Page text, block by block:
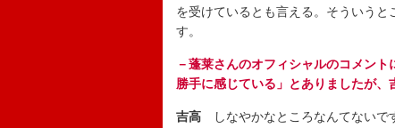
を受けているとも言える。そういう
す。
－蓬莱さんのオフィシャルのコメン
勝手に感じている」とありましたが、
吉高 しなやかなところなんてないで